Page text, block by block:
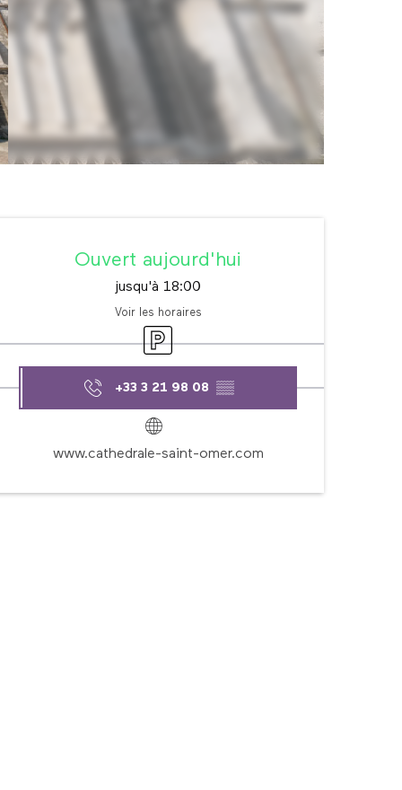
Ouverture et
Ouvert aujourd'hui
jusqu'à 18:00
Voir les horaires
Parking
+33 3 21 98 08 ▒▒
www.cathedrale-saint-omer.com